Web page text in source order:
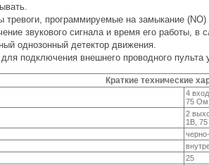
программируемые на замыкание
звукового сигнала и время его работы,
однозонный детектор движения.
подключения внешнего проводного пульта
Краткие технические
4
75
2
1В,
25